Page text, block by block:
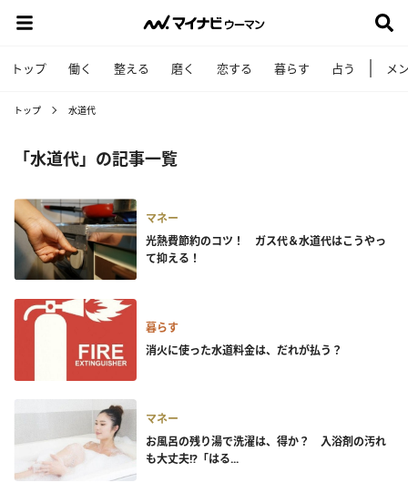
トップ 働く 整える 磨く 恋する 暮らす 占う メ
トップ 水道代
「水道代」の記事一覧
マネー
光熱費節約のコツ！ ガス代＆水道代はこうやっ
て抑える！
暮らす
消火に使った水道料金は、だれが払う？
マネー
お風呂の残り湯で洗濯は、得か？ 入浴剤の汚れ
も大丈夫!?「はる...